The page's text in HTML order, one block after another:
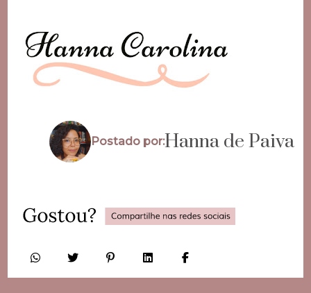
Postado por:Hanna de Paiva